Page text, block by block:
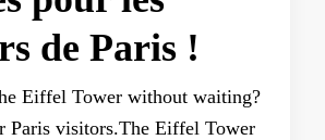
de Paris !
Eiffel Tower without waiting?
Paris visitors.The Eiffel Tower